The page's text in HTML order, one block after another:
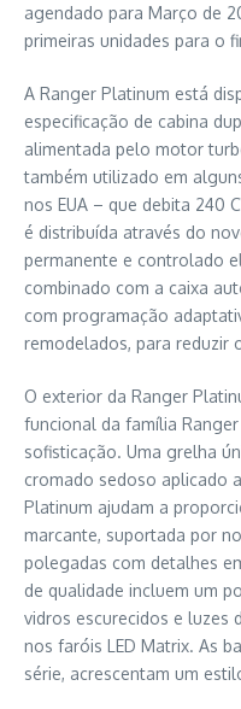
agendado para Março de
primeiras unidades para o
A Ranger Platinum está
especificação de cabina
alimentada pelo motor
também utilizado em
nos EUA – que debita 240
é distribuída através do
permanente e controlado
combinado com a caixa
com programação
remodelados, para reduzir
O exterior da Ranger
funcional da família
sofisticação. Uma grelha
cromado sedoso aplicado
Platinum ajudam a
marcante, suportada por
polegadas com detalhes
de qualidade incluem um
vidros escurecidos e luzes
nos faróis LED Matrix. As
série, acrescentam um